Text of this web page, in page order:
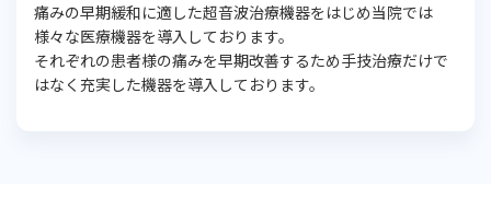
痛みの早期緩和に適した超音波治療機器をはじめ当院では
様々な医療機器を導入しております。
それぞれの患者様の痛みを早期改善するため手技治療だけで
はなく充実した機器を導入しております。